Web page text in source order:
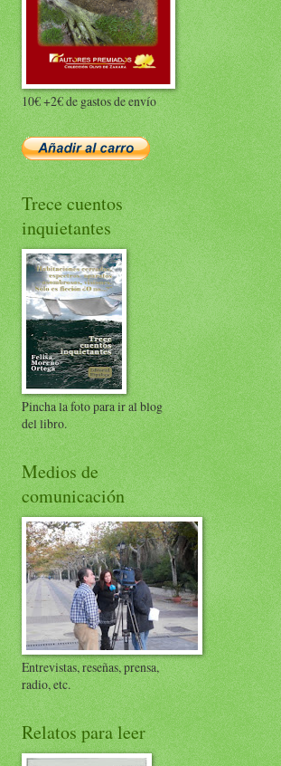
10€ +2€ de gastos de envío
Trece cuentos
inquietantes
Pincha la foto para ir al blog
del libro.
Medios de
comunicación
Entrevistas, reseñas, prensa,
radio, etc.
Relatos para leer